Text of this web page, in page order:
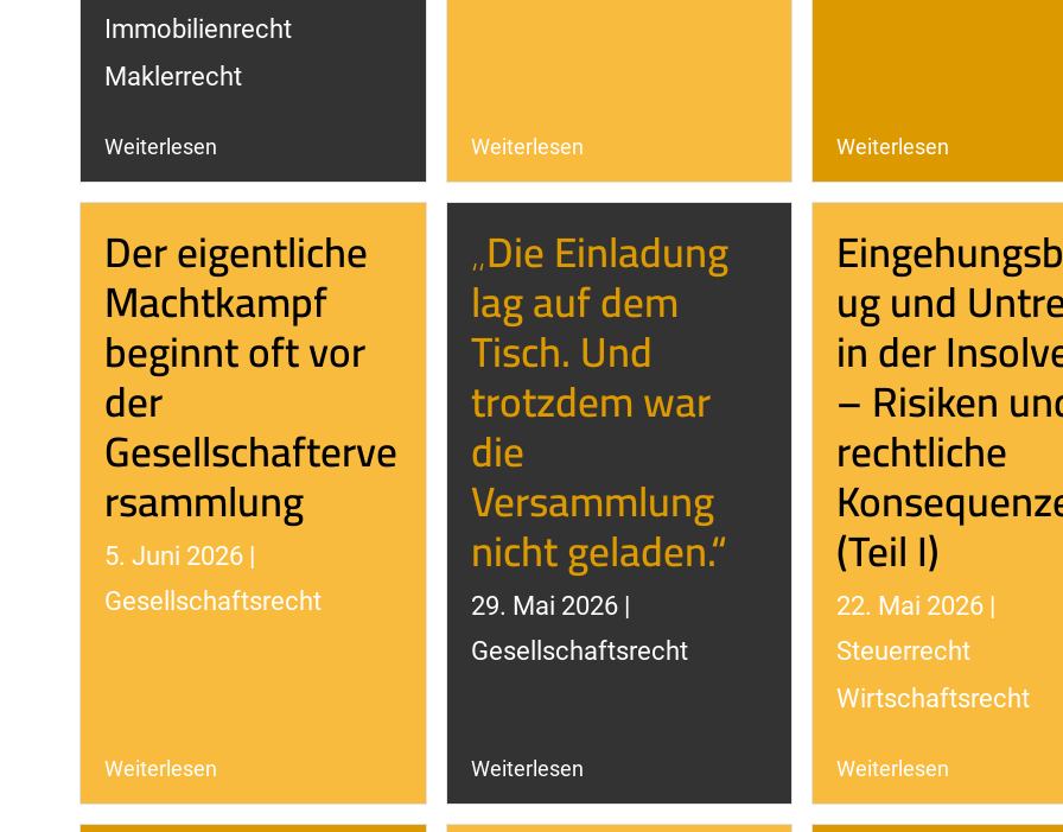
Immobilienrecht
Maklerrecht
Weiterlesen Weiterlesen Weiterlesen
Der eigentliche
Machtkampf
beginnt oft vor
der
Gesellschafterve
rsammlung
5. Juni 2026 |
Gesellschaftsrecht
Weiterlesen
„Die Einladung
lag auf dem
Tisch. Und
trotzdem war
die
Versammlung
nicht geladen.“
29. Mai 2026 |
Gesellschaftsrecht
Weiterlesen
ug und
in der
– Risiken
rechtliche
(Teil I)
22. Mai 2026 |
Steuerrecht
Wirtschaftsrecht
Weiterlesen